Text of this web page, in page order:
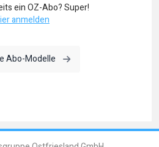
ein OZ-Abo? Super!
anmelden
Abo-Modelle